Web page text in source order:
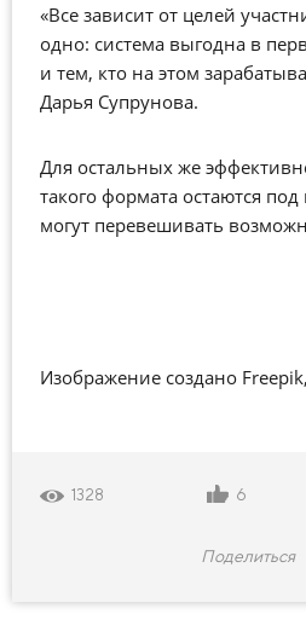
«Все зависит от целей
одно: система выгодна в
и тем, кто на этом
Дарья Супрунова.
Для остальных же
такого формата остаются
могут перевешивать
Изображение создано Freepik,
1328 6
Поделиться